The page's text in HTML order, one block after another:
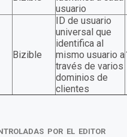
usuario
Bizible
ID de usuario
universal que
identifica al
mismo usuario a
través de varios
dominios de
clientes
POR EL EDITOR